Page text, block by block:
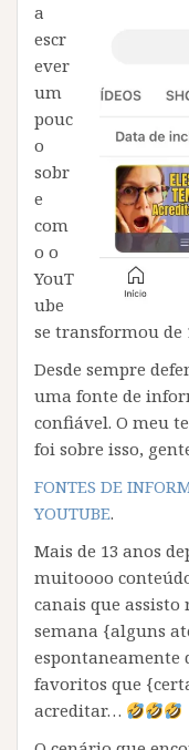
a
escr
ever
um
pouc
o
sobr
e
com
o o
YouT
ube
se transformou de
Desde sempre
uma fonte de
confiável. O meu
foi sobre isso,
FONTES DE
YOUTUBE.
Mais de 13 anos
muitoooo
canais que
semana {alguns
espontaneamente
favoritos que
acreditar…